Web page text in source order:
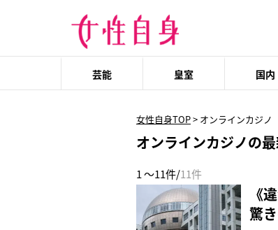
芸能 皇室 国内
女性自身TOP> オンラインカジノ
オンラインカジノの
1 ～11件/11件
《
驚